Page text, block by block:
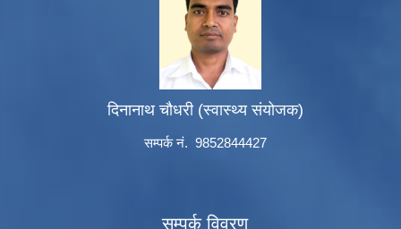
दिनानाथ चौधरी (स्वास्थ्य संयोजक)
सम्पर्क नं. 9852844427
सम्पर्क विवरण